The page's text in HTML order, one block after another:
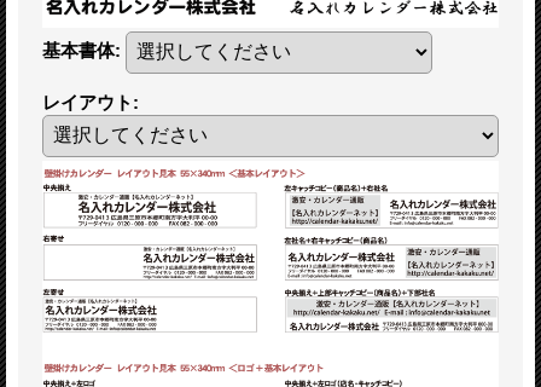
基本書体:
レイアウト :